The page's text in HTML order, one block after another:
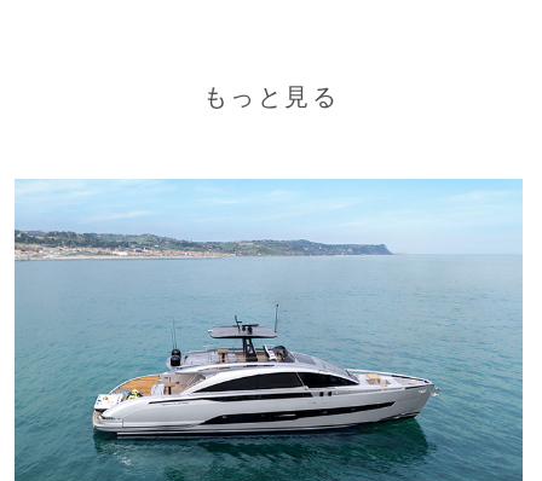
もっと見る